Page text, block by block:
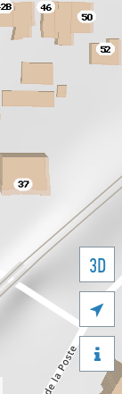
3D

